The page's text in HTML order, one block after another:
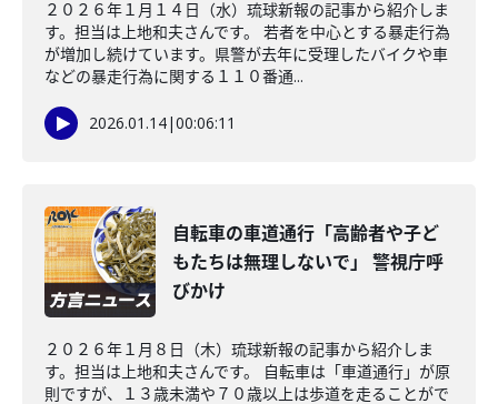
２０２６年１月１４日（水）琉球新報の記事から紹介しま
す。担当は上地和夫さんです。 若者を中心とする暴走行為
が増加し続けています。県警が去年に受理したバイクや車
などの暴走行為に関する１１０番通...
2026.01.14|00:06:11
自転車の車道通行「高齢者や子ど
もたちは無理しないで」 警視庁呼
びかけ
２０２６年１月８日（木）琉球新報の記事から紹介しま
す。担当は上地和夫さんです。 自転車は「車道通行」が原
則ですが、１３歳未満や７０歳以上は歩道を走ることがで